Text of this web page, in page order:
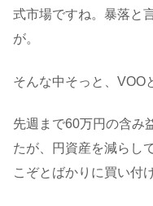
式市場ですね。暴落と
が。
そんな中そっと、VOO
先週まで60万円の含み
たが、円資産を減らし
こぞとばかりに買い付